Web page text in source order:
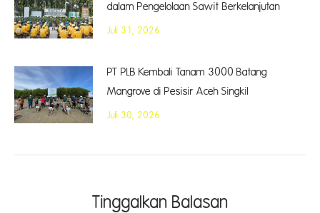
dalam Pengelolaan Sawit Berkelanjutan
Juli 31, 2026
PT PLB Kembali Tanam 3000 Batang
Mangrove di Pesisir Aceh Singkil
Juli 30, 2026
Tinggalkan Balasan